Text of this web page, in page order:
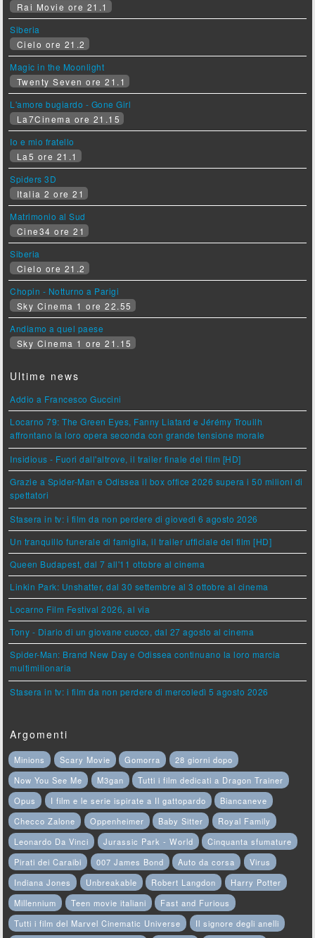
Rai Movie ore 21.1
Siberia
Cielo ore 21.2
Magic in the Moonlight
Twenty Seven ore 21.1
L'amore bugiardo - Gone Girl
La7Cinema ore 21.15
Io e mio fratello
La5 ore 21.1
Spiders 3D
Italia 2 ore 21
Matrimonio al Sud
Cine34 ore 21
Siberia
Cielo ore 21.2
Chopin - Notturno a Parigi
Sky Cinema 1 ore 22.55
Andiamo a quel paese
Sky Cinema 1 ore 21.15
Ultime news
Addio a Francesco Guccini
Locarno 79: The Green Eyes, Fanny Liatard e Jérémy Trouilh
affrontano la loro opera seconda con grande tensione morale
Insidious - Fuori dall'altrove, il trailer finale del film [HD]
Grazie a Spider-Man e Odissea il box office 2026 supera i 50 milioni di
spettatori
Stasera in tv: i film da non perdere di giovedì 6 agosto 2026
Un tranquillo funerale di famiglia, il trailer ufficiale del film [HD]
Queen Budapest, dal 7 all'11 ottobre al cinema
Linkin Park: Unshatter, dal 30 settembre al 3 ottobre al cinema
Locarno Film Festival 2026, al via
Tony - Diario di un giovane cuoco, dal 27 agosto al cinema
Spider-Man: Brand New Day e Odissea continuano la loro marcia
multimilionaria
Stasera in tv: i film da non perdere di mercoledì 5 agosto 2026
Argomenti
Minions Scary Movie Gomorra
28 giorni dopo
Now You See Me
M3gan
Tutti i film dedicati a Dragon Trainer
Opus
I film e le serie ispirate a Il gattopardo
Biancaneve
Checco Zalone
Oppenheimer Baby Sitter
Royal Family
Leonardo Da Vinci
Jurassic Park - World
Cinquanta sfumature
Pirati dei Caraibi
007 James Bond Auto da corsa
Virus
Indiana Jones
Unbreakable Robert Langdon
Harry Potter
Millennium
Teen movie italiani
Fast and Furious
Tutti i film del Marvel Cinematic Universe
Il signore degli anelli